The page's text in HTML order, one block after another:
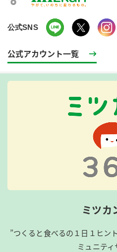
公式SNS
公式アカウント一覧
ミツカ
”つくると食べるの１日１ヒン
ミュニティ